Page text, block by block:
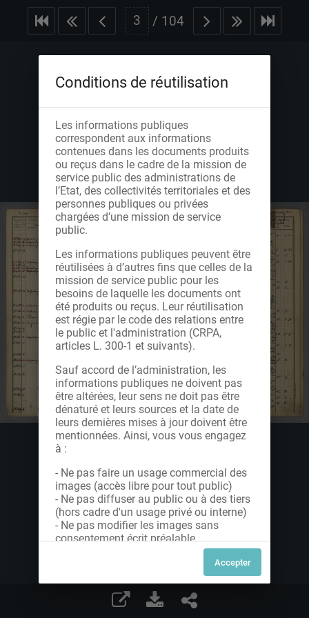
/ 104
Conditions de réutilisation
Les informations publiques
correspondent aux informations
contenues dans les documents produits
ou reçus dans le cadre de la mission de
service public des administrations de
l’Etat, des collectivités territoriales et des
personnes publiques ou privées
chargées d’une mission de service
public.
Les informations publiques peuvent être
réutilisées à d’autres fins que celles de la
mission de service public pour les
besoins de laquelle les documents ont
été produits ou reçus. Leur réutilisation
est régie par le code des relations entre
le public et l'administration (CRPA,
articles L. 300-1 et suivants).
Sauf accord de l’administration, les
informations publiques ne doivent pas
être altérées, leur sens ne doit pas être
dénaturé et leurs sources et la date de
leurs dernières mises à jour doivent être
mentionnées. Ainsi, vous vous engagez
à :
- Ne pas faire un usage commercial des
images (accès libre pour tout public)
- Ne pas diffuser au public ou à des tiers
(hors cadre d'un usage privé ou interne)
- Ne pas modifier les images sans
consentement écrit préalable
Dans le cas contraire, nous vous invitons
à nous contacter afin de solliciter le type
de Licence souhaitée parmi celles
proposées et le cas échéant, acquitter